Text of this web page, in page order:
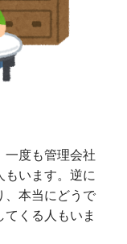
一度も管理会社
もいます。逆に
、本当にどうで
くる人もいま